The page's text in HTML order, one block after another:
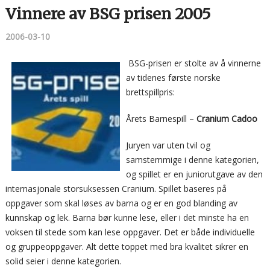
Vinnere av BSG prisen 2005
2006-03-10
BSG-prisen er stolte av å vinnerne
av tidenes første norske
brettspillpris:
Årets Barnespill – Cranium Cadoo
Juryen var uten tvil og
samstemmige i denne kategorien,
og spillet er en juniorutgave av den
internasjonale storsuksessen Cranium. Spillet baseres på
oppgaver som skal løses av barna og er en god blanding av
kunnskap og lek. Barna bør kunne lese, eller i det minste ha en
voksen til stede som kan lese oppgaver. Det er både individuelle
og gruppeoppgaver. Alt dette toppet med bra kvalitet sikrer en
solid seier i denne kategorien.